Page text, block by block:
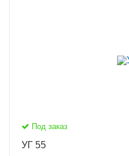
Под заказ
УГ 55